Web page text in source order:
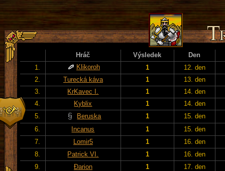
Hráč Výsledek
Den
1.
Klikoroh 1
12. den
2.
Turecká káva 1
13. den
3.
KrKavec I. 1
14. den
4.
Kyblix 1
14. den
5.
Beruska 1
15. den
6.
Incanus 1
15. den
7.
Lomir5 1
16. den
8.
Patrick VI. 1
16. den
9.
Đarion 1
17. den